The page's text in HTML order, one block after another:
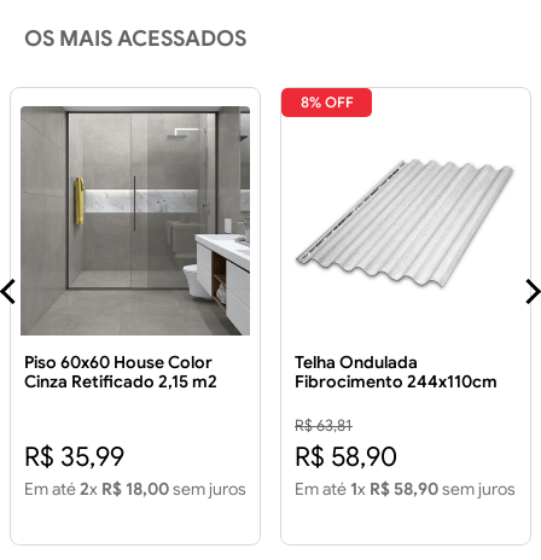
OS MAIS ACESSADOS
Piso 60x60 House Color
Cinza Retificado 2,15 m2
R$ 35,99
Em até2x R$ 18,00sem juros
8% OFF
Telha Ondulada
Fibrocimento 244x110cm
R$ 63,81
R$ 58,90
Em até 1x R$ 58,90sem juros